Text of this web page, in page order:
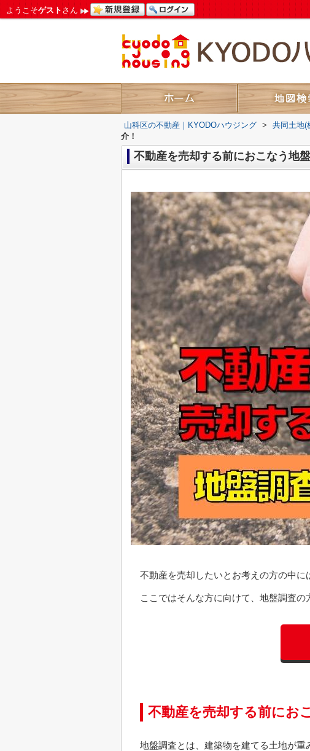
ようこそゲストさん
山科区の不動産｜KYODOハウジング > 共同土地
介！
不動産を売却する前におこなう地
不動産を売却したいとお考えの方の中に
ここではそんな方に向けて、地盤調査
不動産を売却する前にお
地盤調査とは、建築物を建てる土地が重